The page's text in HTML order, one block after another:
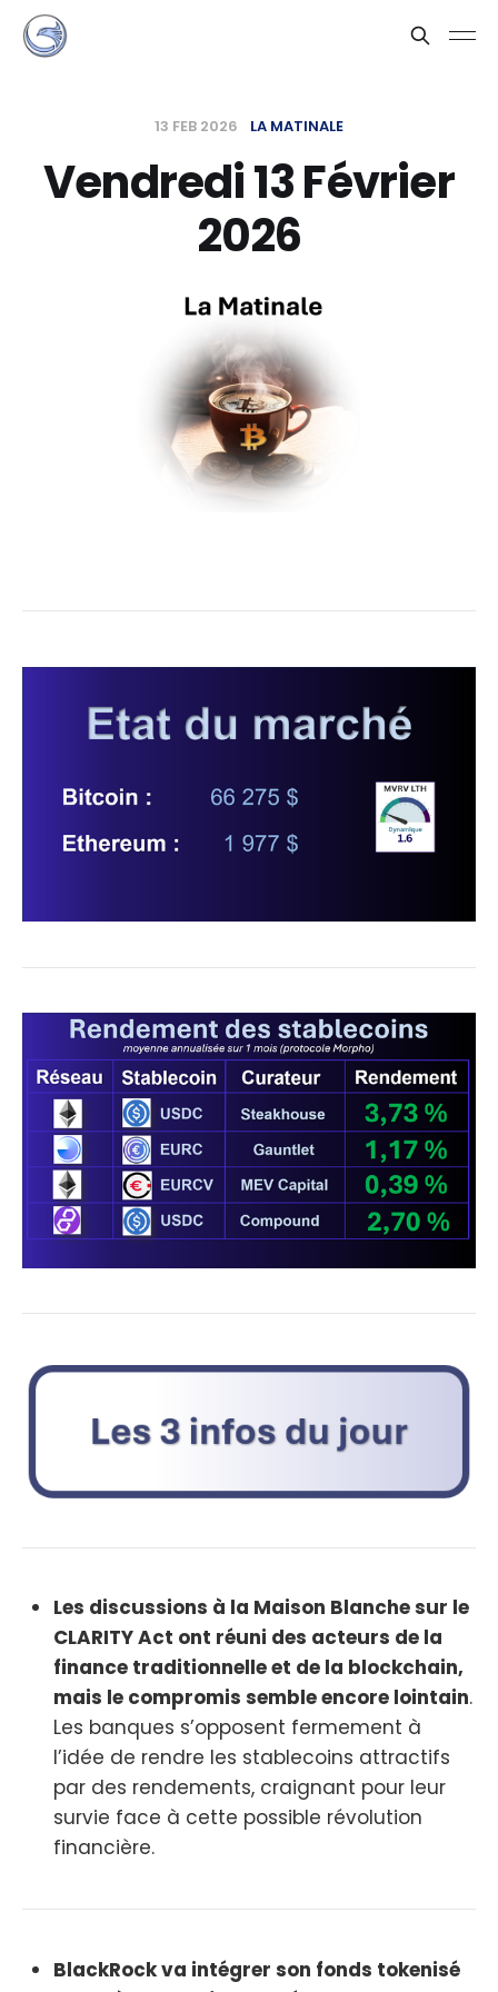
13 FEB 2026 LA MATINALE
Vendredi 13 Février
2026
Les discussions à la Maison Blanche sur le
CLARITY Act ont réuni des acteurs de la
finance traditionnelle et de la blockchain,
mais le compromis semble encore lointain.
Les banques s’opposent fermement à
l’idée de rendre les stablecoins attractifs
par des rendements, craignant pour leur
survie face à cette possible révolution
financière.
BlackRock va intégrer son fonds tokenisé